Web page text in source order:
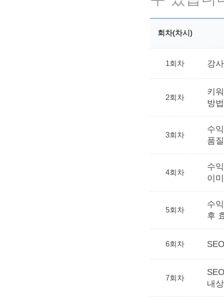
회차(차시)
1회차 강
2회차
키
방법
3회차
수
품
4회차
수
이
5회차
수
후
6회차
7회차
내